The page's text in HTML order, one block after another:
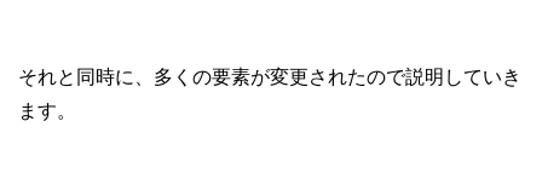
それと同時に、多くの要素が変更されたので説明していき
ます。